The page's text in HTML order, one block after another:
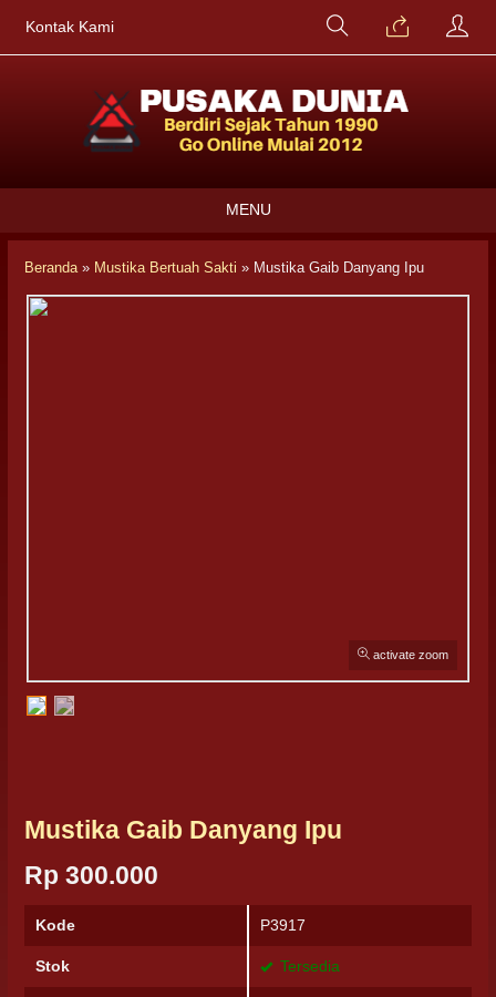
Kontak Kami
MENU
Beranda» Mustika Bertuah Sakti » Mustika Gaib Danyang Ipu
activate zoom
Mustika Gaib Danyang Ipu
Rp 300.000
Kode P3917
Stok Tersedia